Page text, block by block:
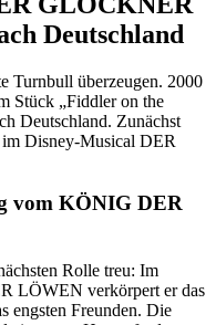
Deutschland
Turnbull überzeugen. 2000
Stück „Fiddler on the
Deutschland. Zunächst
im Disney-Musical DER
vom KÖNIG DER
Rolle treu: Im
LÖWEN verkörpert er das
engsten Freunden. Die